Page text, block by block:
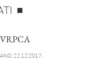
22.12.2017.